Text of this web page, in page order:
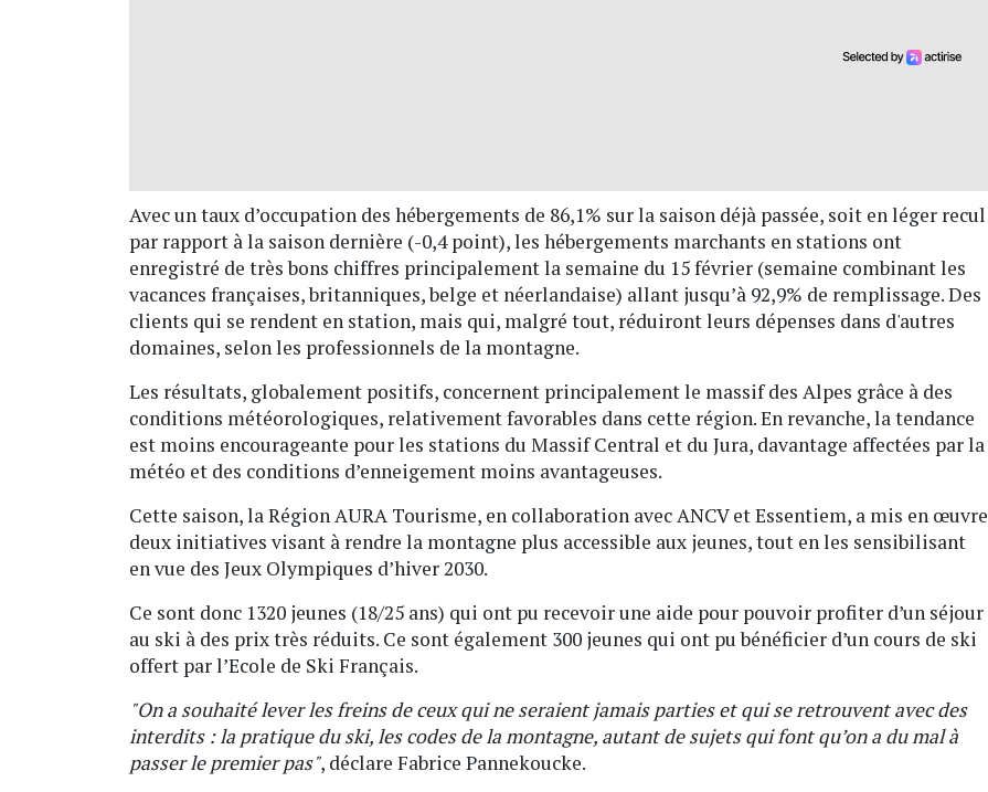
Avec un taux d’occupation des hébergements de 86,1% sur la saison déjà passée, soit en léger recul
par rapport à la saison dernière (-0,4 point), les hébergements marchants en stations ont
enregistré de très bons chiffres principalement la semaine du 15 février (semaine combinant les
vacances françaises, britanniques, belge et néerlandaise) allant jusqu’à 92,9% de remplissage. Des
clients qui se rendent en station, mais qui, malgré tout, réduiront leurs dépenses dans d'autres
domaines, selon les professionnels de la montagne.
Les résultats, globalement positifs, concernent principalement le massif des Alpes grâce à des
conditions météorologiques, relativement favorables dans cette région. En revanche, la tendance
est moins encourageante pour les stations du Massif Central et du Jura, davantage affectées par la
météo et des conditions d’enneigement moins avantageuses.
Cette saison, la Région AURA Tourisme, en collaboration avec ANCV et Essentiem, a mis en œuvre
deux initiatives visant à rendre la montagne plus accessible aux jeunes, tout en les sensibilisant
en vue des Jeux Olympiques d’hiver 2030.
Ce sont donc 1320 jeunes (18/25 ans) qui ont pu recevoir une aide pour pouvoir profiter d’un séjour
au ski à des prix très réduits. Ce sont également 300 jeunes qui ont pu bénéficier d’un cours de ski
offert par l’Ecole de Ski Français.
"On a souhaité lever les freins de ceux qui ne seraient jamais parties et qui se retrouvent avec des
interdits : la pratique du ski, les codes de la montagne, autant de sujets qui font qu’on a du mal à
passer le premier pas", déclare Fabrice Pannekoucke.